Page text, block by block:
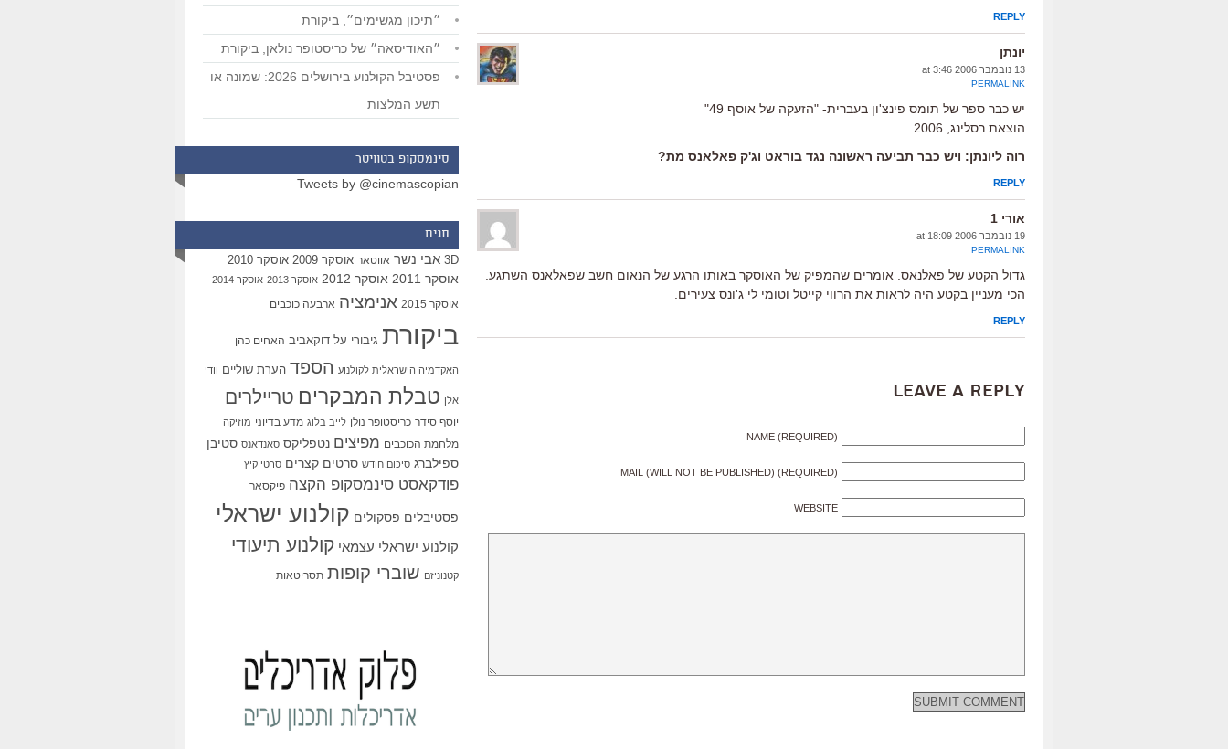
REPLY
יונתן
13 נובמבר 2006 at 3:46
PERMALINK
יש כבר ספר של תומס פינצ'ון בעברית- "הזעקה של אוסף 49"
הוצאת רסלינג, 2006
רוה ליונתן: ויש כבר תביעה ראשונה נגד בוראט וג'ק פאלאנס מת?
REPLY
אורי 1
19 נובמבר 2006 at 18:09
PERMALINK
גדול הקטע של פאלנאס. אומרים שהמפיק של האוסקר באותו הרגע של הנאום חשב שפאלאנס השתגע.
הכי מעניין בקטע היה לראות את הרווי קייטל וטומי לי ג'ונס צעירים.
REPLY
Leave a Reply
NAME (REQUIRED)
MAIL (WILL NOT BE PUBLISHED) (REQUIRED)
WEBSITE
״תיכון מגשימים״, ביקורת
״האודיסאה״ של כריסטופר נולאן, ביקורת
פסטיבל הקולנוע בירושלים 2026: שמונה או
תשע המלצות
סינמסקופ בטוויטר
Tweets by @cinemascopian
תגים
3D אבי נשר אווטאר אוסקר 2009 אוסקר 2010
אוסקר 2011 אוסקר 2012 אוסקר 2013 אוסקר 2014
אוסקר 2015 אנימציה ארבעה כוכבים
ביקורת גיבורי על דוקאביב האחים כהן
האקדמיה הישראלית לקולנוע הספד הערת שוליים וודי
אלן טבלת המבקרים טריילרים
יוסף סידר כריסטופר נולן לייב בלוג מדע בדיוני מוזיקה
מלחמת הכוכבים מפיצים נטפליקס סאנדאנס סטיבן
ספילברג סיכום חודש סרטים קצרים סרטי קיץ
פודקאסט סינמסקופ הקצה פיקסאר
פסטיבלים פסקולים קולנוע ישראלי
קולנוע ישראלי עצמאי קולנוע תיעודי
קטנוניזם שוברי קופות תסריטאות